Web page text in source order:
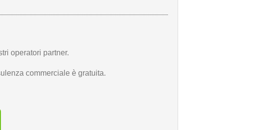
operatori partner.
commerciale è gratuita.